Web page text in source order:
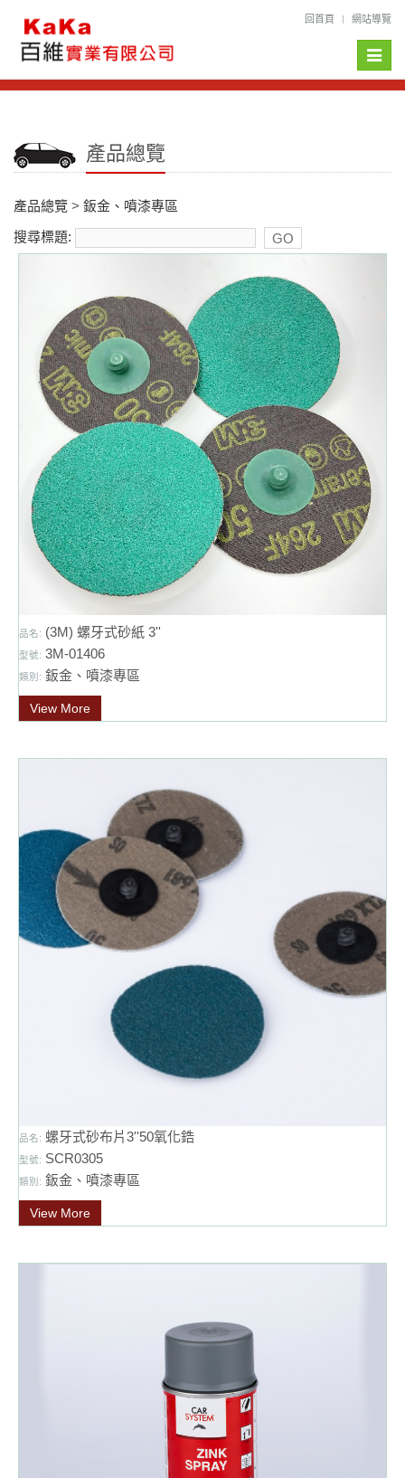
回首頁 網站導覽
Toggle
產品總覽
產品總覽 > 鈑金、噴漆專區
搜尋標題:
品名: (3M) 螺牙式砂紙 3''
型號: 3M-01406
類別: 鈑金、噴漆專區
View More
品名: 螺牙式砂布片3''50氧化鋯
型號: SCR0305
類別: 鈑金、噴漆專區
View More